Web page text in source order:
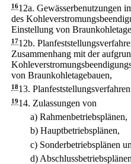
1612a. Gewässerbenutzungen
des
Einstellung von
1712b.
Zusammenhang mit der
von Braunkohletagebauen,
1813.
1914. Zulassungen von
a) Rahmenbetriebsplänen,
b) Hauptbetriebsplänen,
c) Sonderbetriebsplänen
d) Abschlussbetriebsplänen